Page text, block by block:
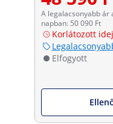
A legalacsonyabb ár
napban: 50 090 Ft
Korlátozott
Elfogyott